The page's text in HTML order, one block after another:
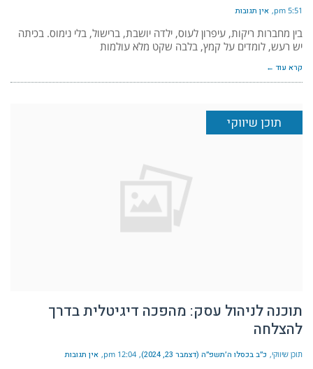
5:51 pm אין תגובות
בין מחברות ריקות, עיפרון לעוס, ילדה יושבת, ברישול, בלי נימוס. בכיתה
יש רעש, לומדים על קמץ, בלבה שקט מלא עולמות
קרא עוד ←
תוכן שיווקי
תוכנה לניהול עסק: מהפכה דיגיטלית בדרך
להצלחה
תוכן שיווקי כ״ב בכסלו ה׳תשפ״ה (דצמבר 23, 2024) 12:04 pm אין תגובות